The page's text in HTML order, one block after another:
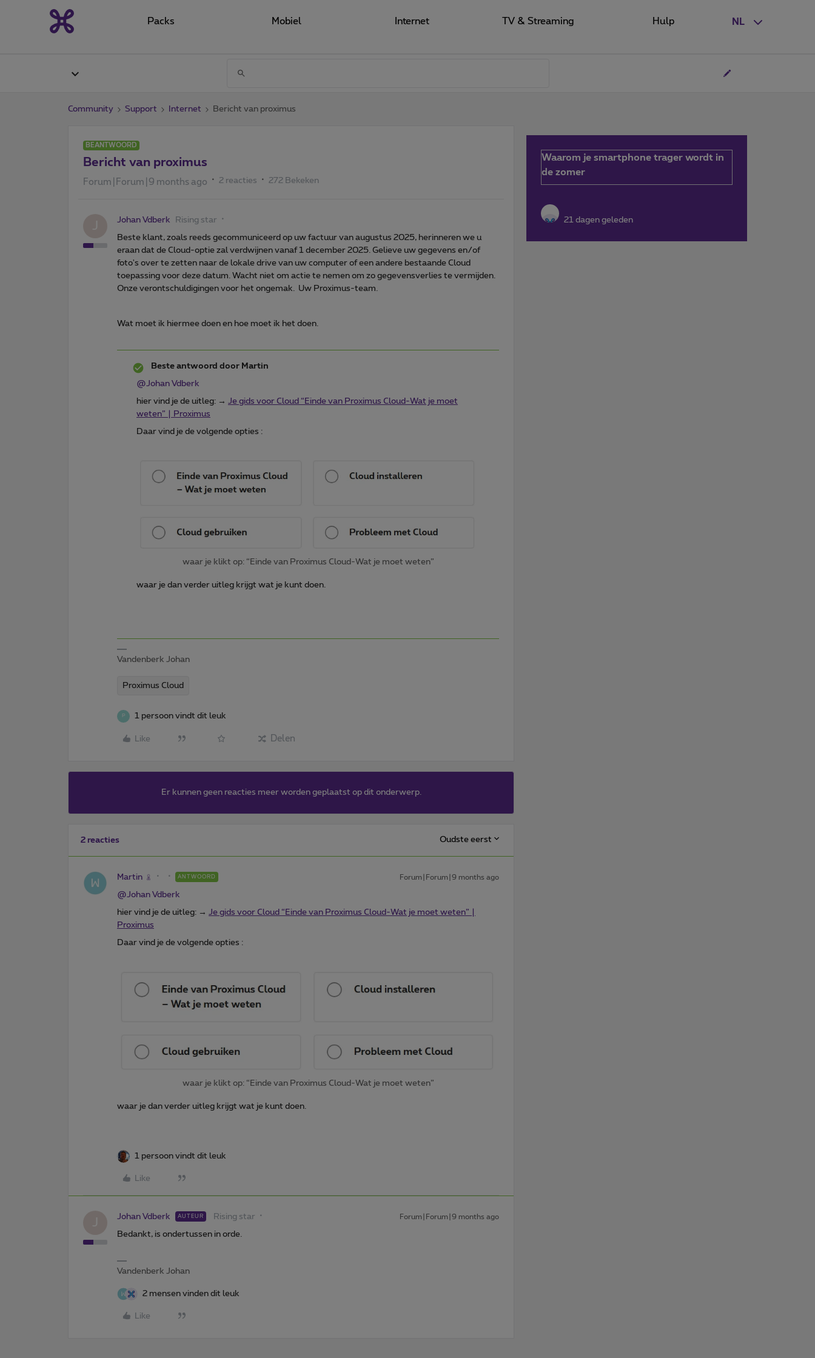
NL
Packs Mobiel Internet TV & Streaming Hulp
Community Support Internet Bericht van proximus
BEANTWOORD
Bericht van proximus
Forum|Forum|9 months ago 2 reacties 272 Bekeken
J Johan Vdberk Rising star
Beste klant, zoals reeds gecommuniceerd op uw factuur van augustus 2025, herinneren we u
eraan dat de Cloud-optie zal verdwijnen vanaf 1 december 2025. Gelieve uw gegevens en/of
foto's over te zetten naar de lokale drive van uw computer of een andere bestaande Cloud
toepassing voor deze datum. Wacht niet om actie te nemen om zo gegevensverlies te vermijden.
Onze verontschuldigingen voor het ongemak. Uw Proximus-team.
Wat moet ik hiermee doen en hoe moet ik het doen.
Beste antwoord door Martin
@Johan Vdberk
hier vind je de uitleg: → Je gids voor Cloud “Einde van Proximus Cloud-Wat je moet
weten” | Proximus
Daar vind je de volgende opties :
waar je klikt op: “Einde van Proximus Cloud-Wat je moet weten”
waar je dan verder uitleg krijgt wat je kunt doen.
Vandenberk Johan
Proximus Cloud
P 1 persoon vindt dit leuk
Like Delen
Er kunnen geen reacties meer worden geplaatst op dit onderwerp.
2 reacties Oudste eerst
Martin ANTWOORD Forum|Forum|9 months ago
@Johan Vdberk
hier vind je de uitleg: → Je gids voor Cloud “Einde van Proximus Cloud-Wat je moet weten” |
Proximus
Daar vind je de volgende opties :
waar je klikt op: “Einde van Proximus Cloud-Wat je moet weten”
waar je dan verder uitleg krijgt wat je kunt doen.
1 persoon vindt dit leuk
Like
J Johan Vdberk AUTEUR Rising star Forum|Forum|9 months ago
Bedankt, is ondertussen in orde.
Vandenberk Johan
2 mensen vinden dit leuk
Like
Waarom je smartphone trager wordt in
de zomer
21 dagen geleden